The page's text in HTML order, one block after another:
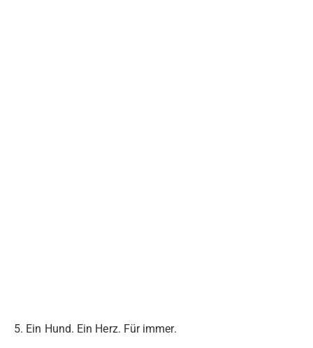
5. Ein Hund. Ein Herz. Für immer.